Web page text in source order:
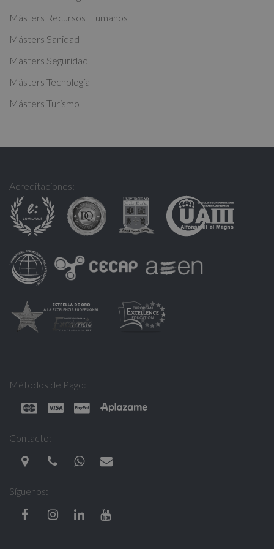
:Másters Recursos Humanos
Másters Sanidad
Másters Seguridad
Másters Tecnología
Másters Turismo
Acreditaciones:
Métodos de Pago:
Contacto:
Síguenos: